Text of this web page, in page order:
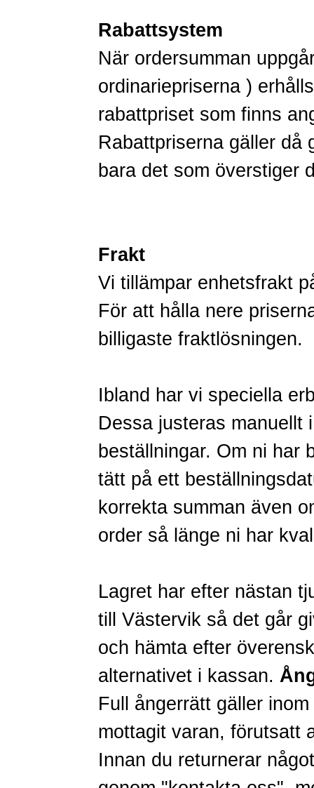
Rabattsystem
När ordersumman
ordinariepriserna )
rabattpriset som finns
Rabattpriserna gäller då
bara det som överstiger
Frakt
Vi tillämpar enhetsfrakt
För att hålla nere
billigaste fraktlösningen.
Ibland har vi speciella
Dessa justeras manuellt
beställningar. Om ni har
tätt på ett
korrekta summan även
order så länge ni har
Lagret har efter nästan
till Västervik så det går
och hämta efter
alternativet i kassan.
Full ångerrätt gäller
mottagit varan, förutsatt
Innan du returnerar